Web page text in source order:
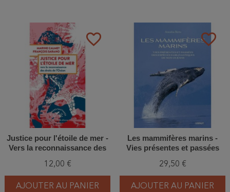
favorite_border
Justice pour l'étoile de mer -
Vers la reconnaissance des
12,00 €
AJOUTER AU PANIER
favorite_border
Les mammifères marins -
Vies présentes et passées
de nos océans
29,50 €
AJOUTER AU PANIER